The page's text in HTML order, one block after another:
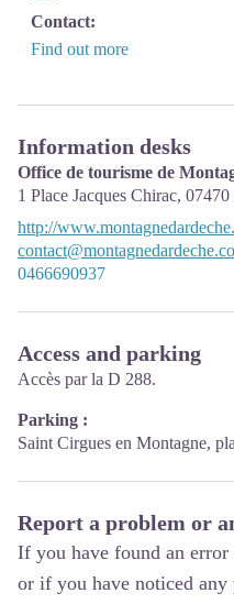
Contact:
Find out more
Information desks
Office de tourisme de
1 Place Jacques Chirac, 07470
http://
0466690937
Access and parking
Accès par la D 288.
Parking :
Saint Cirgues en Montagne,
Report a problem or
If you have found an error
or if you have noticed any